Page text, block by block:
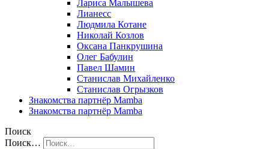
Лариса Малышева
Лианесс
Людмила Котане
Николай Козлов
Оксана Панкрушина
Олег Бабулин
Павел Шамин
Станислав Михайленко
Станислав Огрызков
Знакомства партнёр Mamba
Знакомства партнёр Mamba
Поиск
Поиск…